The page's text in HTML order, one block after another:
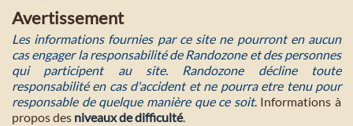
Avertissement
Les informations fournies par ce site ne pourront en aucun
cas engager la responsabilité de Randozone et des personnes
qui participent au site. Randozone décline toute
responsabilité en cas d'accident et ne pourra etre tenu pour
responsable de quelque manière que ce soit. Informations à
propos des niveaux de difficulté.